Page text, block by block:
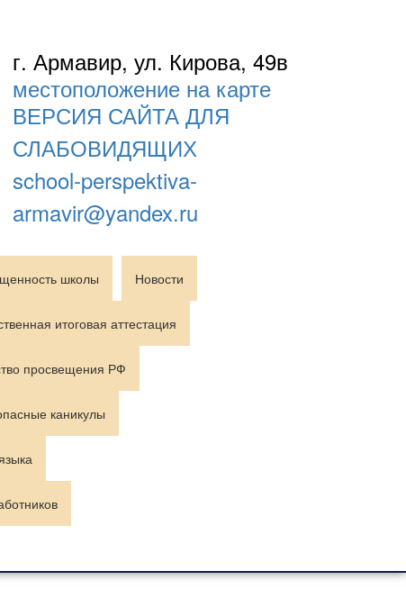
г. Армавир, ул. Кирова, 49в
местоположение на карте
ВЕРСИЯ САЙТА ДЛЯ
СЛАБОВИДЯЩИХ
school-perspektiva-
armavir@yandex.ru
школы Новости
итоговая аттестация
просвещения РФ
каникулы